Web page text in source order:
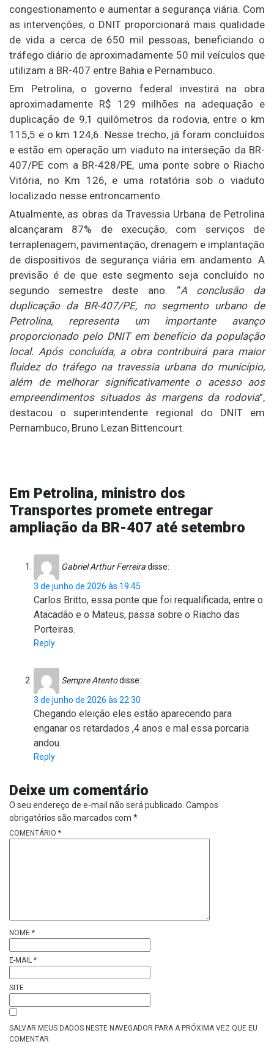
congestionamento e aumentar a segurança viária. Com
as intervenções, o DNIT proporcionará mais qualidade
de vida a cerca de 650 mil pessoas, beneficiando o
tráfego diário de aproximadamente 50 mil veículos que
utilizam a BR-407 entre Bahia e Pernambuco.
Em Petrolina, o governo federal investirá na obra
aproximadamente R$ 129 milhões na adequação e
duplicação de 9,1 quilômetros da rodovia, entre o km
115,5 e o km 124,6. Nesse trecho, já foram concluídos
e estão em operação um viaduto na interseção da BR-
407/PE com a BR-428/PE, uma ponte sobre o Riacho
Vitória, no Km 126, e uma rotatória sob o viaduto
localizado nesse entroncamento.
Atualmente, as obras da Travessia Urbana de Petrolina
alcançaram 87% de execução, com serviços de
terraplenagem, pavimentação, drenagem e implantação
de dispositivos de segurança viária em andamento. A
previsão é de que este segmento seja concluído no
segundo semestre deste ano. “A conclusão da
duplicação da BR-407/PE, no segmento urbano de
Petrolina, representa um importante avanço
proporcionado pelo DNIT em benefício da população
local. Após concluída, a obra contribuirá para maior
fluidez do tráfego na travessia urbana do município,
além de melhorar significativamente o acesso aos
empreendimentos situados às margens da rodovia”,
destacou o superintendente regional do DNIT em
Pernambuco, Bruno Lezan Bittencourt.
Em Petrolina, ministro dos
Transportes promete entregar
ampliação da BR-407 até setembro
Gabriel Arthur Ferreiradisse:
3 de junho de 2026 às 19:45
Carlos Britto, essa ponte que foi requalificada, entre o
Atacadão e o Mateus, passa sobre o Riacho das
Porteiras.
Reply
Sempre Atentodisse:
3 de junho de 2026 às 22:30
Chegando eleição eles estão aparecendo para
enganar os retardados ,4 anos e mal essa porcaria
andou.
Reply
Deixe um comentário
O seu endereço de e-mail não será publicado. Campos
obrigatórios são marcados com *
COMENTÁRIO *
NOME *
E-MAIL *
SITE
SALVAR MEUS DADOS NESTE NAVEGADOR PARA A PRÓXIMA VEZ QUE EU
COMENTAR.